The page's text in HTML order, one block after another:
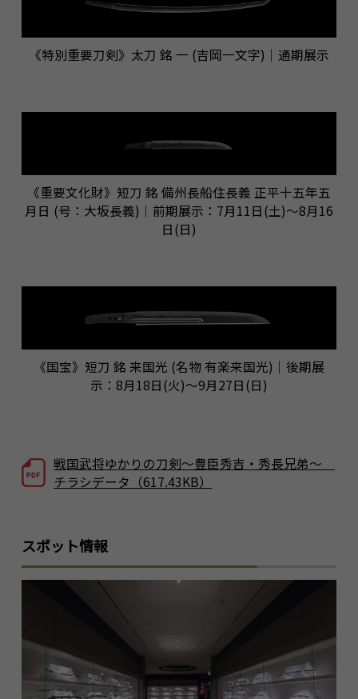
《特別重要刀剣》太刀 銘 一 (吉岡一文字)｜通期展示
《重要文化財》短刀 銘 備州長船住長義 正平十五年五
月日 (号：大坂長義)｜前期展示：7月11日(土)～8月16
日(日)
《国宝》短刀 銘 来国光 (名物 有楽来国光)｜後期展
示：8月18日(火)～9月27日(日)
戦国武将ゆかりの刀剣～豊臣秀吉・秀長兄弟～
チラシデータ（617.43KB）
スポット情報